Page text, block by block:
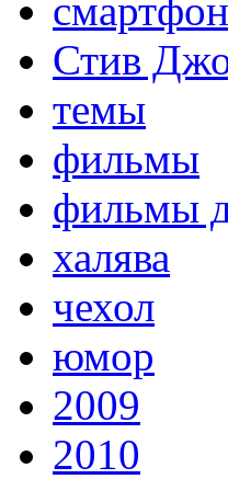
смартфон
Стив
темы
фильмы
фильмы
халява
чехол
юмор
2009
2010